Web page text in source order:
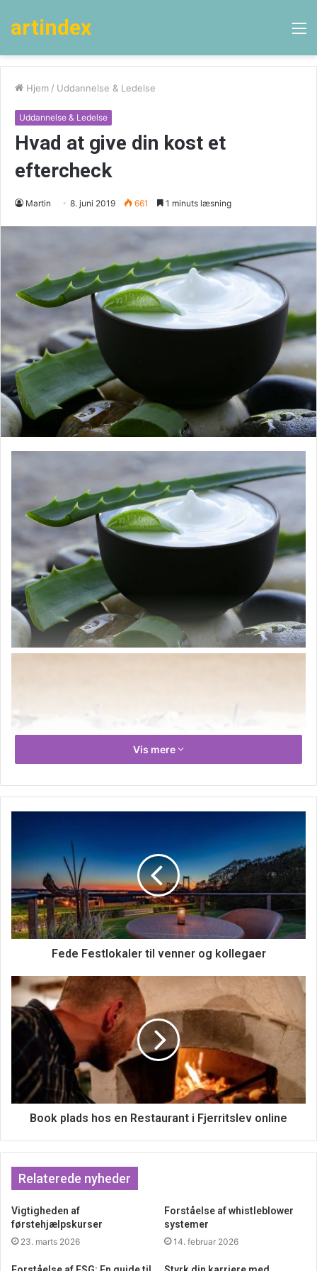
artindex
Hjem / Uddannelse & Ledelse
Uddannelse & Ledelse
Hvad at give din kost et
eftercheck
Martin 8. juni 2019 661 1 minuts læsning
Ligesom vi givetvis giver flere aspekter af vores liv et
check engang i mellem, er det også vigtigt at få kigget på
din kost. Igennem livet skifter vores behov sig, derfor er
det en god idé at du sætter dig ind, at du rent faktisk få
dækket dine kostbehov i forhold til hvor gammel du er. Det
kan lyde lidt kedeligt, og for nogen sikkert helt
unødvendig snak, men det er faktisk ret vigtigt, vi vil jo
gerne være her længst muligt og i bedst mulig form!.
Vi spiser for meget kød
Helt overordnet ved vi, at vi i Danmark spiser alt for meget
kød. Det er skidt både for os selv, men også for klimaet og
miljøet. Vi elsker især det røde kød, og mange af os får
dagligt kød. Det skal vi til at lave om på, og vi skal i højere
store gastronomiske viden og fantasi, så er der rigeligt at
hente med god inspiration på nettet!.
Vis mere
Fede Festlokaler til venner og kollegaer
Book plads hos en Restaurant i Fjerritslev online
Relaterede nyheder
Vigtigheden af
førstehjælpskurser
23. marts 2026
Forståelse af whistleblower
systemer
14. februar 2026